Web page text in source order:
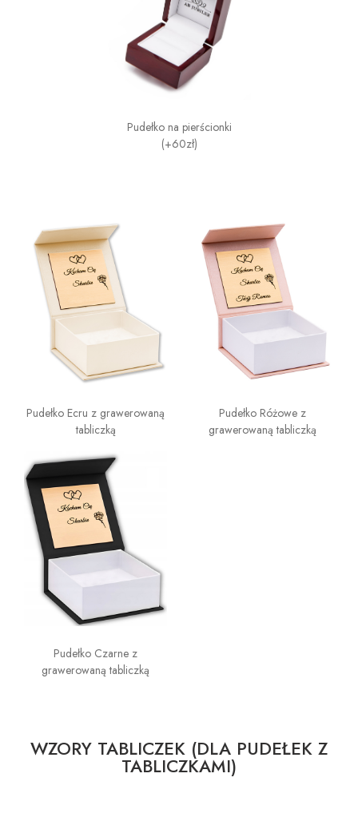
Pudełko na pierścionki
(+60zł)
Pudełko Ecru z grawerowaną
tabliczką
Pudełko Różowe z
grawerowaną tabliczką
Pudełko Czarne z
grawerowaną tabliczką
WZORY TABLICZEK (DLA PUDEŁEK Z
TABLICZKAMI)